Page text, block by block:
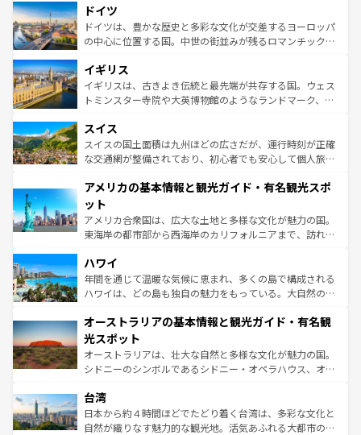
せる。地方によって風土や気候が異なるスペインはその個
性で訪れる人を魅了する。 なお、新着のスペイン情報は コ
ンテンツ一覧を参照してほしい。
で、幅広い魅力が詰まっている。華麗な宮殿、歴史的な大
聖堂、美しいビーチ、そして豊かな自然が、訪れる者を心
から魅了する。また、フランスは美食の国としても知ら
いる。シャンパンの発祥地であるランス、プロヴァンスの
香り高いラベンダー畑など、多彩な楽しみ方が可能だ。さ
らに、パリ以外の地域にも魅力が溢れており、どの街角に
れる地方に足を運ぶとそれぞれで全く異なる文化を体験で
きるだろう。 なお、新着のフランス情報はコンテンツ一覧
を参照してほしい。
ドイツ
ドイツは、豊かな歴史と多彩な文化が交差するヨーロッパ
の中心に位置する国。中世の街並みが残るロマンチック街
顔を持つこの国は、どこを歩いても飽きることがない。ベ
ルリンの文化的活気、バイエルン州のアルプスの絶景、そ
してライン川沿いのワイン畑といった風景は必見。ビール
は、お酒好きな人にはぜひ体験してほしい。 なお、新着の
ドイツ情報はコンテンツ一覧を参照してほしい。
イギリス
イギリスは、古きよき伝統と最先端が共存する国。ウェス
トミンスター寺院や大英博物館のようなランドマーク、歴
リアごとに異なる魅力がある。また、優雅なアフタヌーン
ティー、ビール好きにはたまらない英国パブ、サッカー観
戦など、本場だからこそできる体験も豊富。イギリスを旅
ンツ一覧を参照してほしい。
スイス
スイスの国土面積は九州ほどの広さだが、運行時刻が正確
な交通網が整備されており、初心者でも安心して個人旅行
の建物がそのまま残る町や、スイスならではのユニークな
博物館もあり、アルプス観光だけでなく町歩きも満喫する
ことができる。国民の所得が高いため物価も高いが、旅行
者向けの交通パス提供のサービスもあり、うまく活用すれ
着のスイス情報は
アメリカの基本情報と観光ガイド・有名観光スポ
ット
アメリカ合衆国は、広大な土地と多様な文化が魅力の国。
東海岸の都市部から西海岸のカリフォルニアまで、訪れる
のような巨大都市は、観光、ショッピング、エンターテイ
ンメントが詰まった刺激的なスポットだ。一方、アメリカ
西部には大自然が広がり、グランドキャニオンやイエロー
部のニューオーリンズでは、音楽と美食が融合した独特の
文化が魅力。旅行者はアメリカの各地域で異なる魅力を楽
しみながら、その多様性と豊かな歴史を感じることができ
るだろう。車でのロードトリップや列車の旅も、アメリカ
情報は
ハワイ
年間を通じて温暖な気候に恵まれ、多くの島で構成される
ハワイは、どの島も独自の魅力をもっている。大自然の神
ワイ島は見逃せない。また、定番の観光地といえばオアフ
島だが、静かな自然を求めるならマウイ島やカウアイ島が
おすすめ。エメラルドグリーンに輝く海をはじめ、豊かな
文化や歴史が息づいている。「アロハスピリット」と呼ば
人々、おいしいローカルフードやハワイアンミュージッ
ク、伝統的なフラダンスなど、すべてがハワイの魅力を彩
っている。訪れるたびに新しい発見と感動が待っているハ
オーストラリアの基本情報と観光ガイド・有名観
光スポット
オーストラリアは、壮大な自然と多様な文化が魅力の国。
シドニーのシンボルであるシドニー・オペラハウス、オー
リアリーフや大陸中央部にそびえるウルル（エアーズロッ
ク）、タスマニアの美しい原生林やケアンズの熱帯雨林な
ど、見どころがたくさん。また、カフェやワイン、オージ
台湾
日本から約４時間ほどでたどり着く台湾は、多彩な文化と
自然が織りなす魅力的な観光地。活気あふれる大都市の台